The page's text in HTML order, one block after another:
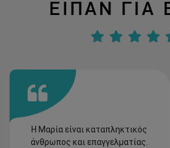
ΕΙΠΑΝ ΓΙΑ
Η Μαρία είναι καταπληκτικός
άνθρωπος και επαγγελματίας.